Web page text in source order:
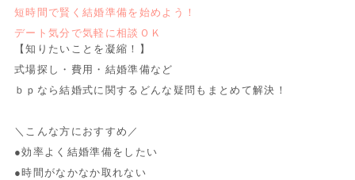
短時間で賢く結婚準備を始めよう！
デート気分で気軽に相談ＯＫ
【知りたいことを凝縮！】
式場探し・費用・結婚準備など
ｂｐなら結婚式に関するどんな疑問もまとめて解決！
＼こんな方におすすめ／
●効率よく結婚準備をしたい
●時間がなかなか取れない